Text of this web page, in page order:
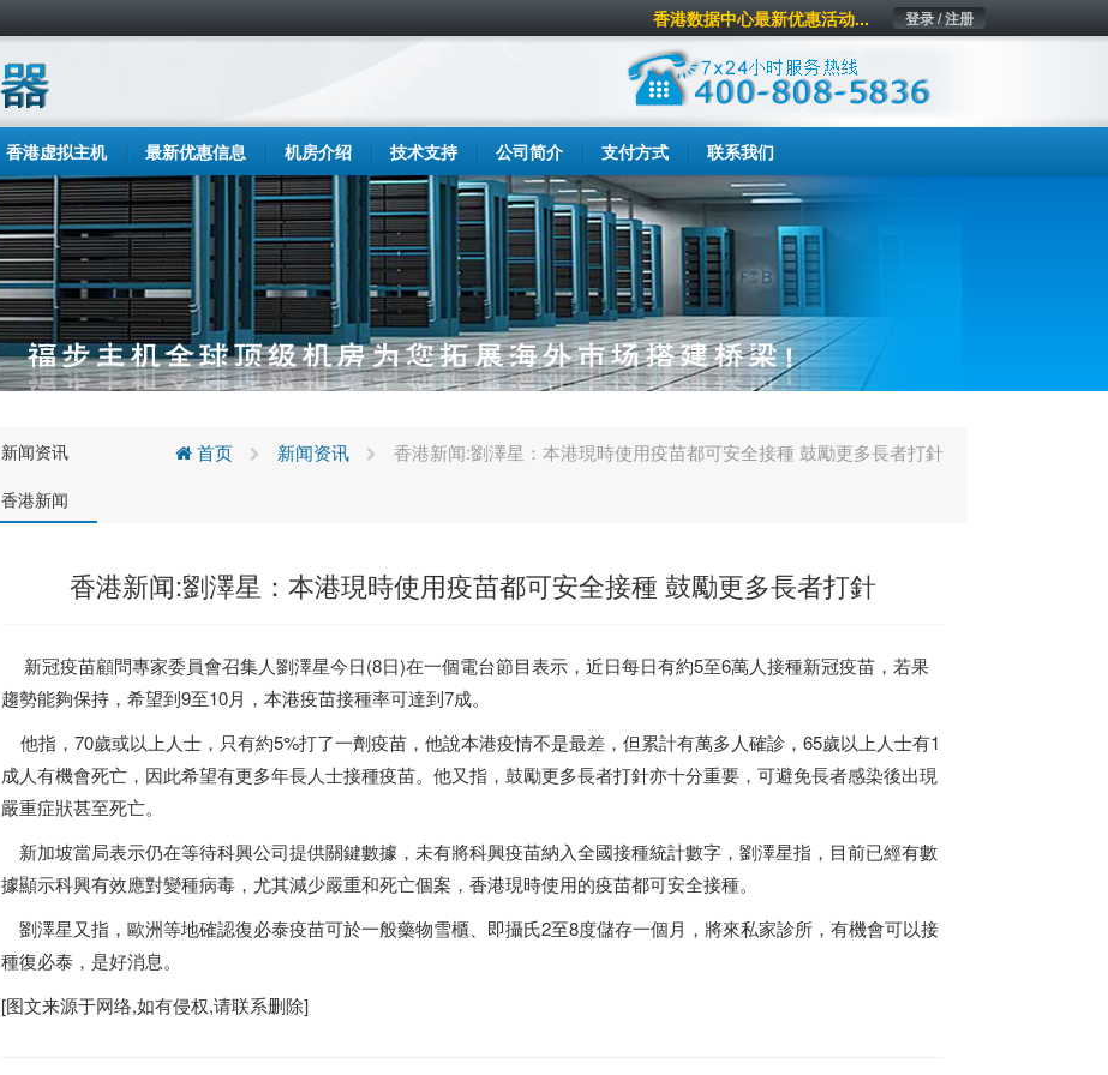
登录 / 注册
香港数据中心最新优惠活动...
香港虚拟主机 最新优惠信息 机房介绍 技术支持 公司简介 支付方式 联系我们
新闻资讯
香港新闻
首页 新闻资讯 香港新闻:劉澤星：本港現時使用疫苗都可安全接種 鼓勵更多長者打針
香港新闻:劉澤星：本港現時使用疫苗都可安全接種 鼓勵更多長者打針
新冠疫苗顧問專家委員會召集人劉澤星今日(8日)在一個電台節目表示，近日每日有約5至6萬人接種新冠疫苗，若果
趨勢能夠保持，希望到9至10月，本港疫苗接種率可達到7成。
他指，70歲或以上人士，只有約5%打了一劑疫苗，他說本港疫情不是最差，但累計有萬多人確診，65歲以上人士有1
成人有機會死亡，因此希望有更多年長人士接種疫苗。他又指，鼓勵更多長者打針亦十分重要，可避免長者感染後出現
嚴重症狀甚至死亡。
新加坡當局表示仍在等待科興公司提供關鍵數據，未有將科興疫苗納入全國接種統計數字，劉澤星指，目前已經有數
據顯示科興有效應對變種病毒，尤其減少嚴重和死亡個案， 香港現時使用的疫苗都可安全接種。
劉澤星又指，歐洲等地確認復必泰疫苗可於一般藥物雪櫃、即攝氏2至8度儲存一個月，將來私家診所，有機會可以接
種復必泰，是好消息。
[图文来源于网络,如有侵权,请联系删除]